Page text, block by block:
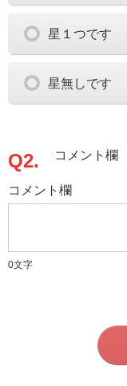
星１つです
星無しです
Q2. コメント欄
コメント欄
0文字